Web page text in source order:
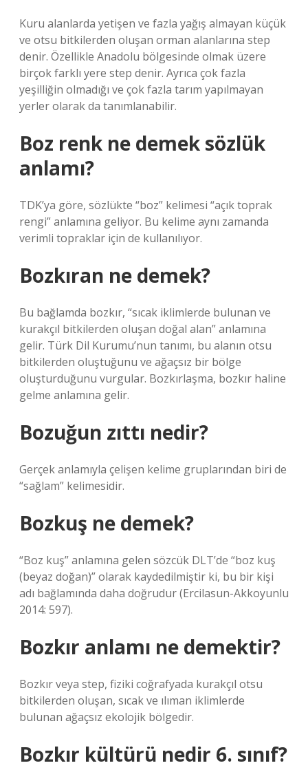
Kuru alanlarda yetişen ve fazla yağış almayan küçük
ve otsu bitkilerden oluşan orman alanlarına step
denir. Özellikle Anadolu bölgesinde olmak üzere
birçok farklı yere step denir. Ayrıca çok fazla
yeşilliğin olmadığı ve çok fazla tarım yapılmayan
yerler olarak da tanımlanabilir.
Boz renk ne demek sözlük
anlamı?
TDK’ya göre, sözlükte “boz” kelimesi “açık toprak
rengi” anlamına geliyor. Bu kelime aynı zamanda
verimli topraklar için de kullanılıyor.
Bozkıran ne demek?
Bu bağlamda bozkır, “sıcak iklimlerde bulunan ve
kurakçıl bitkilerden oluşan doğal alan” anlamına
gelir. Türk Dil Kurumu’nun tanımı, bu alanın otsu
bitkilerden oluştuğunu ve ağaçsız bir bölge
oluşturduğunu vurgular. Bozkırlaşma, bozkır haline
gelme anlamına gelir.
Bozuğun zıttı nedir?
Gerçek anlamıyla çelişen kelime gruplarından biri de
“sağlam” kelimesidir.
Bozkuş ne demek?
“Boz kuş” anlamına gelen sözcük DLT’de “boz kuş
(beyaz doğan)” olarak kaydedilmiştir ki, bu bir kişi
adı bağlamında daha doğrudur (Ercilasun-Akkoyunlu
2014: 597).
Bozkır anlamı ne demektir?
Bozkır veya step, fiziki coğrafyada kurakçıl otsu
bitkilerden oluşan, sıcak ve ılıman iklimlerde
bulunan ağaçsız ekolojik bölgedir.
Bozkır kültürü nedir 6. sınıf?